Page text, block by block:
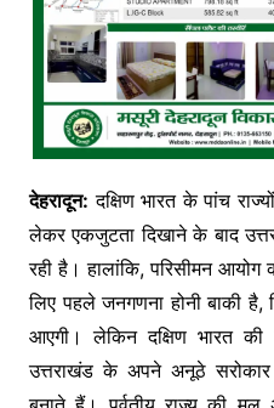
देहरादून: दक्षिण भारत के पांच
लेकर एकजुटता दिखाने के बाद
रही है। हालांकि, परिसीमन
लिए पहले जनगणना होनी बाकी है,
आएगी। लेकिन दक्षिण भारत
उत्तराखंड के अपने अनूठे